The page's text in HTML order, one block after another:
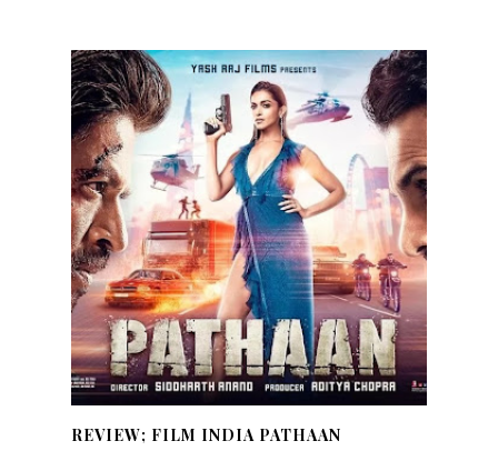
REVIEW; FILM INDIA PATHAAN